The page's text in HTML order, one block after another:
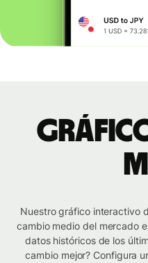
Gráfico
Nuestro gráfico interactivo
cambio medio del mercado
datos históricos de los
cambio mejor? Configura